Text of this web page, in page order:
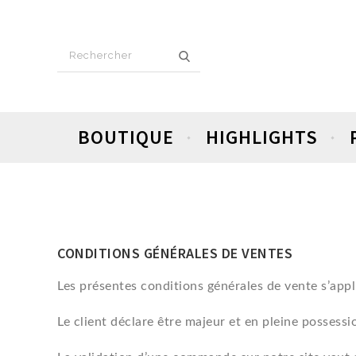
BOUTIQUE HIGHLIGHTS
CONDITIONS GÉNÉRALES DE VENTES
Les présentes conditions générales de vente
Le client déclare être majeur et en pleine